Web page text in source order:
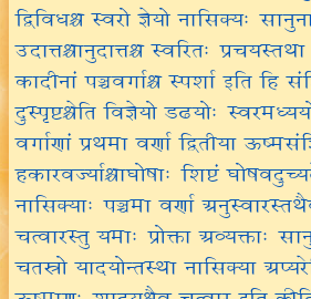
द्विविधश्च स्वरो ज्ञेयो नासिक्यः
उदात्तश्चानुदात्तश्च स्वरितः
कादीनां पञ्चवर्गाश्च स्पर्शा इति हि
दुस्पृष्टश्चेति विज्ञेयो डढयोः
वर्गाणां प्रथमा वर्णा द्वितीया
हकारवर्ज्याश्चाघोषाः शिष्टं
नासिक्याः पञ्चमा वर्णा
चत्वारस्तु यमाः प्रोक्ता अव्यक्ताः
चतस्रो यादयोन्तस्था नासिक्या